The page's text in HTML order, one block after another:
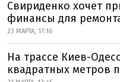
Свириденко хочет
финансы для
23 МАРТА, 17:16
На трассе Киев-
квадратных метров